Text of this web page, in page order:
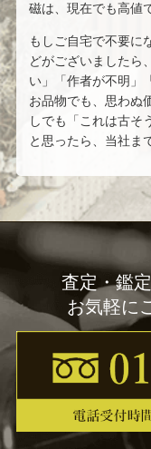
磁は、現在でも高値
もしご自宅で不要に
どがございましたら
い」「作者が不明」
お品物でも、思わぬ
しでも「これは古そ
と思ったら、当社ま
査定・鑑
お気軽に